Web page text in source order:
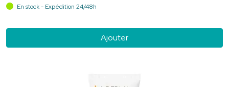
En stock - Expédition 24/48h
Ajouter